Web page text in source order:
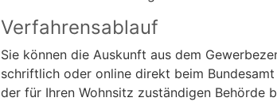
Verfahrensablauf
Sie können die Auskunft aus dem
schriftlich oder online direkt beim
der für Ihren Wohnsitz zuständigen Behörde